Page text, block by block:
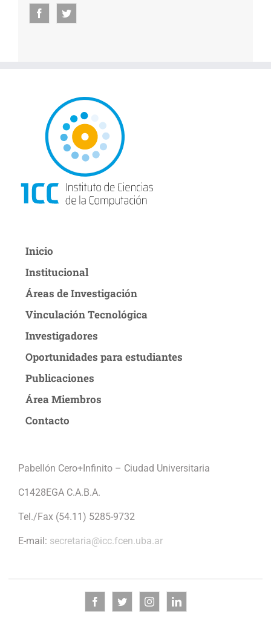
Inicio
Institucional
Áreas de Investigación
Vinculación Tecnológica
Investigadores
Oportunidades para estudiantes
Publicaciones
Área Miembros
Contacto
Pabellón Cero+Infinito – Ciudad Universitaria
C1428EGA C.A.B.A.
Tel./Fax (54.11) 5285-9732
E-mail: secretaria@icc.fcen.uba.ar